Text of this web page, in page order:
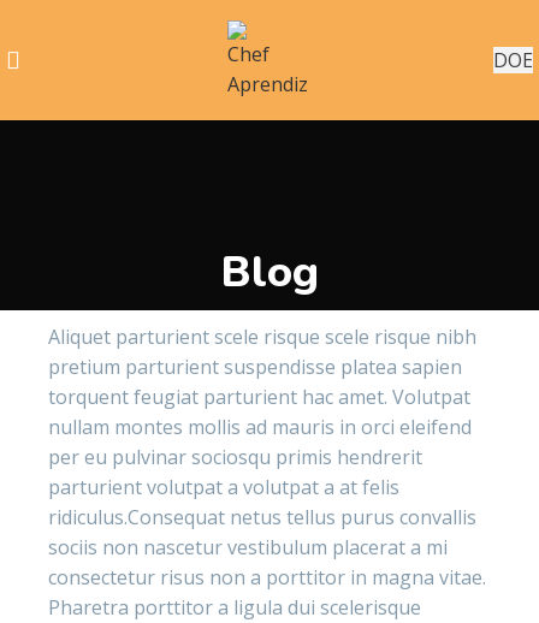
DOE
Blog
Aliquet parturient scele risque scele risque nibh
pretium parturient suspendisse platea sapien
torquent feugiat parturient hac amet. Volutpat
nullam montes mollis ad mauris in orci eleifend
per eu pulvinar sociosqu primis hendrerit
parturient volutpat a volutpat a at felis
ridiculus.Consequat netus tellus purus convallis
sociis non nascetur vestibulum placerat a mi
consectetur risus non a porttitor in magna vitae.
Pharetra porttitor a ligula dui scelerisque